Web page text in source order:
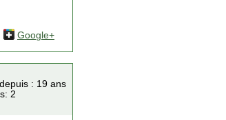
Google+
: 19 ans
2